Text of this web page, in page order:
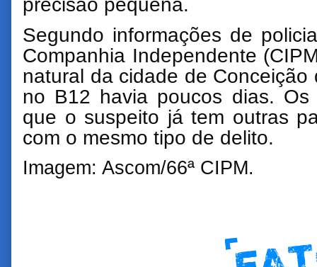
precisão pequena.
Segundo informações de
Companhia Independente
natural da cidade de
no B12 havia poucos dias. Os
que o suspeito já tem outras
com o mesmo tipo de delito.
Imagem: Ascom/66ª CIPM.